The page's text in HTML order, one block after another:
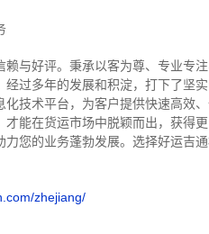
与好评。 秉承以客为尊、专业专
过多年的发展和积淀，打下了坚
技术平台，为客户提供快速高效
能在货运市场中脱颖而出，获得更
您的业务蓬勃发展。选择好运吉
zhejiang/